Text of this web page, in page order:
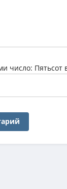
число: Пятьсот